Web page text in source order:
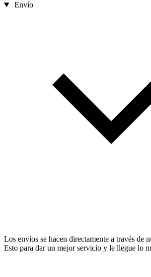
Envío
Los envíos se hacen directamente a través de
Esto para dar un mejor servicio y le llegue lo